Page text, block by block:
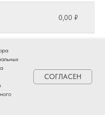
0,00 ₽
осмотр
своего
770,00 ₽
СОГЛАСЕН